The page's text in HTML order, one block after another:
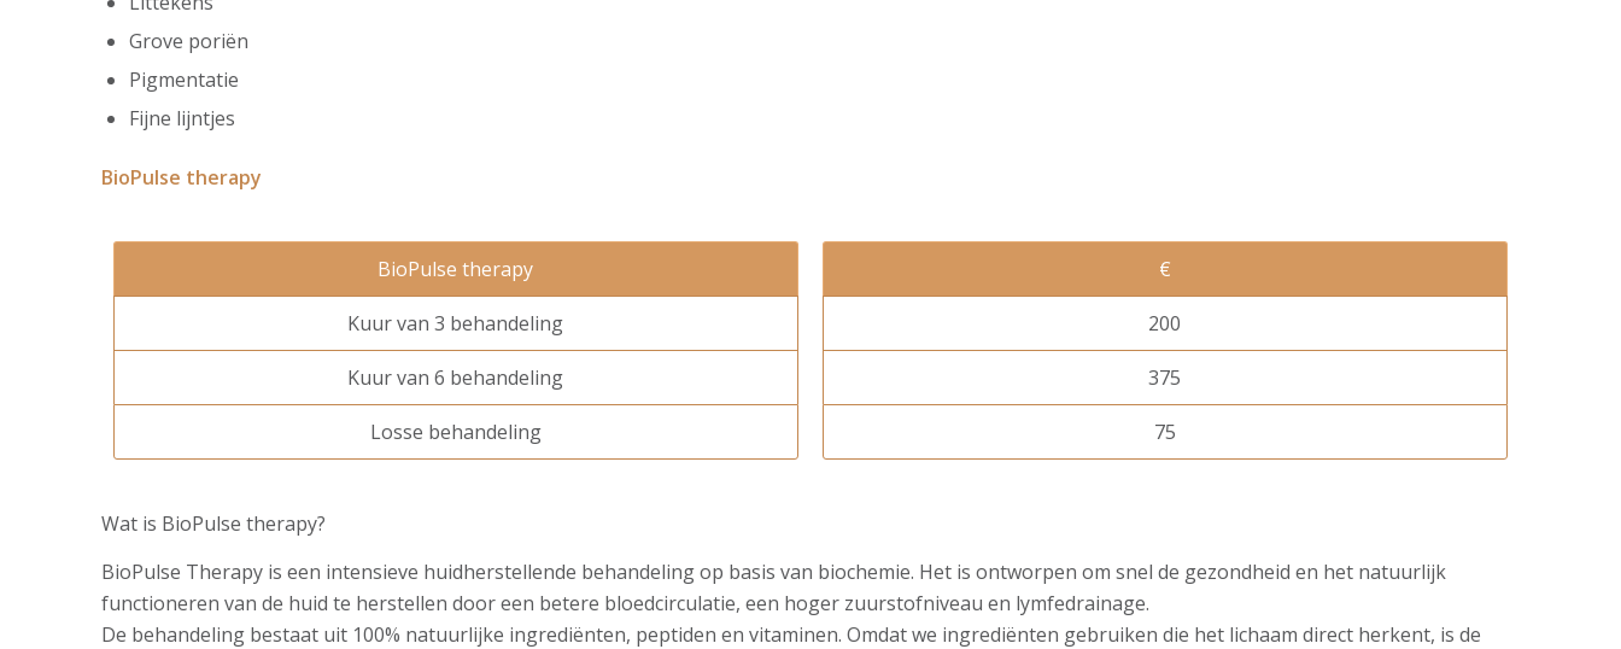
Grove poriën
Pigmentatie
Fijne lijntjes
BioPulse therapy
BioPulse therapy
Kuur van 3 behandeling
Kuur van 6 behandeling
Losse behandeling
€
200
375
75
Wat is BioPulse therapy?
BioPulse Therapy is een intensieve huidherstellende behandeling op basis van biochemie. Het is ontworpen om snel de gezondheid en het natuurlijk
functioneren van de huid te herstellen door een betere bloedcirculatie, een hoger zuurstofniveau en lymfedrainage.
De behandeling bestaat uit 100% natuurlijke ingrediënten, peptiden en vitaminen. Omdat we ingrediënten gebruiken die het lichaam direct herkent, is de